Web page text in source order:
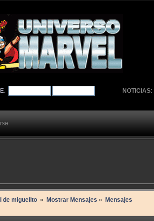
NOTICIAS:
.
de miguelito » Mostrar Mensajes » Mensajes